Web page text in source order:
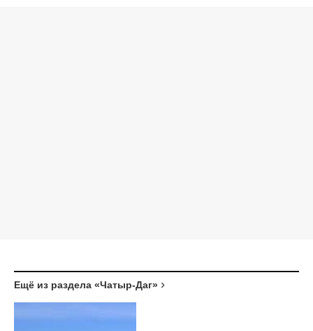
Ещё из раздела «Чатыр-Даг»